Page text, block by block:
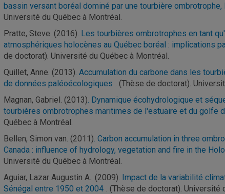
bassin versant boréal dominé par une tourbière ombrotrophe,
Université du Québec à Montréal.
Pratte, Steve. (2016). Les tourbières ombrotrophes en tant
atmosphériques holocènes au Québec boréal : implications
de doctorat). Université du Québec à Montréal.
Quillet, Anne. (2013). Accumulation du carbone dans les
de données paléoécologiques . (Thèse de doctorat).
Magnan, Gabriel. (2013). Dynamique écohydrologique et
tourbières ombrotrophes maritimes de l'estuaire et du golfe
Québec à Montréal.
Bellen, Simon van. (2011). Carbon accumulation in three
Canada : influence of hydrology, vegetation and fire in the
Université du Québec à Montréal.
Aguiar, Lazar Augustin A.. (2009). Impact de la variabilité
Sénégal entre 1950 et 2004 . (Thèse de doctorat). Université